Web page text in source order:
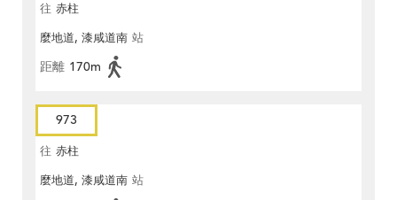
往 赤柱
麼地道, 漆咸道南 站
距離 170m
973
往 赤柱
麼地道, 漆咸道南 站